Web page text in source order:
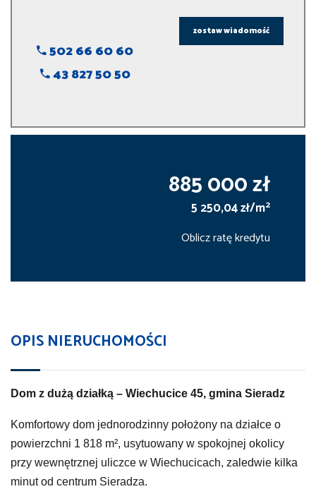
502 66 60 60
43 827 50 50
zostaw wiadomość
885 000 zł
5 250,04 zł/m2
Oblicz ratę kredytu
OPIS NIERUCHOMOŚCI
Dom z dużą działką – Wiechucice 45, gmina Sieradz
Komfortowy dom jednorodzinny położony na działce o
powierzchni 1 818 m², usytuowany w spokojnej okolicy
przy wewnętrznej uliczce w Wiechucicach, zaledwie kilka
minut od centrum Sieradza.